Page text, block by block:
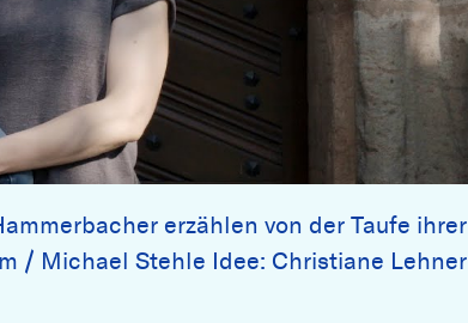
erzählen von der Taufe ihrer
/ Michael Stehle Idee: Christiane Lehner